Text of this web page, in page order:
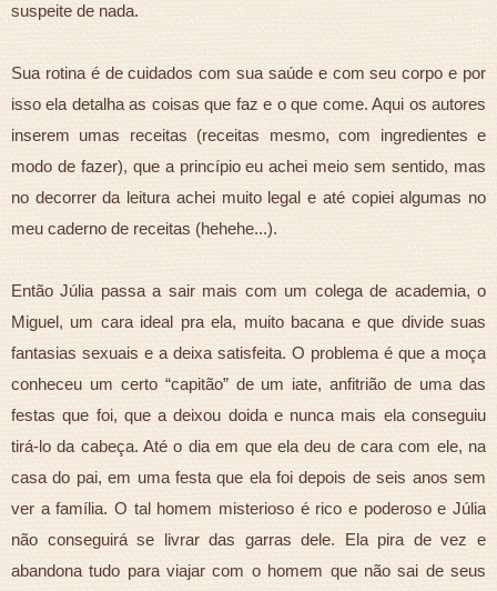
suspeite de nada.
Sua rotina é de cuidados com sua saúde e com seu corpo e por
isso ela detalha as coisas que faz e o que come. Aqui os autores
inserem umas receitas (receitas mesmo, com ingredientes e
modo de fazer), que a princípio eu achei meio sem sentido, mas
no decorrer da leitura achei muito legal e até copiei algumas no
meu caderno de receitas (hehehe...).
Então Júlia passa a sair mais com um colega de academia, o
Miguel, um cara ideal pra ela, muito bacana e que divide suas
fantasias sexuais e a deixa satisfeita. O problema é que a moça
conheceu um certo “capitão” de um iate, anfitrião de uma das
festas que foi, que a deixou doida e nunca mais ela conseguiu
tirá-lo da cabeça. Até o dia em que ela deu de cara com ele, na
casa do pai, em uma festa que ela foi depois de seis anos sem
ver a família. O tal homem misterioso é rico e poderoso e Júlia
não conseguirá se livrar das garras dele. Ela pira de vez e
abandona tudo para viajar com o homem que não sai de seus